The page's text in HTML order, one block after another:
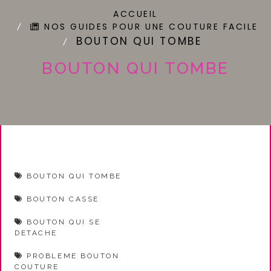
ACCUEIL
NOS GUIDES POUR UNE COUTURE FACILE
BOUTON QUI TOMBE
BOUTON QUI TOMBE
BOUTON QUI TOMBE
BOUTON CASSE
BOUTON QUI SE
DETACHE
PROBLEME BOUTON
COUTURE